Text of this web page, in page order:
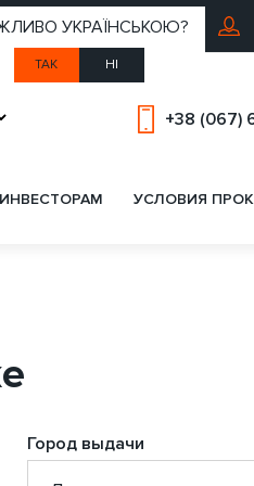
УКРАЇНСЬКОЮ?
ТАК НІ
+38 (067)
ИНВЕСТОРАМ УСЛОВИЯ
Город выдачи